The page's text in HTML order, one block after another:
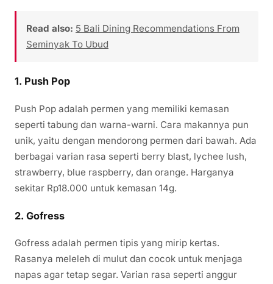
Read also: 5 Bali Dining Recommendations From
Seminyak To Ubud
1. Push Pop
Push Pop adalah permen yang memiliki kemasan
seperti tabung dan warna-warni. Cara makannya pun
unik, yaitu dengan mendorong permen dari bawah. Ada
berbagai varian rasa seperti berry blast, lychee lush,
strawberry, blue raspberry, dan orange. Harganya
sekitar Rp18.000 untuk kemasan 14g.
2. Gofress
Gofress adalah permen tipis yang mirip kertas.
Rasanya meleleh di mulut dan cocok untuk menjaga
napas agar tetap segar. Varian rasa seperti anggur